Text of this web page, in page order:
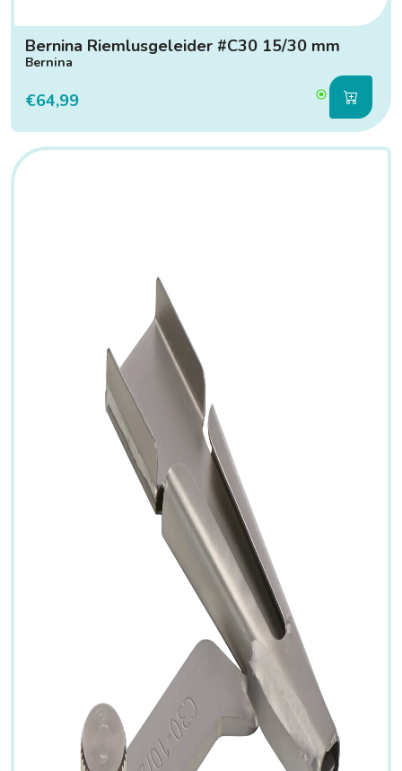
Bernina Riemlusgeleider #C30 15/30 mm
Bernina
€64,99